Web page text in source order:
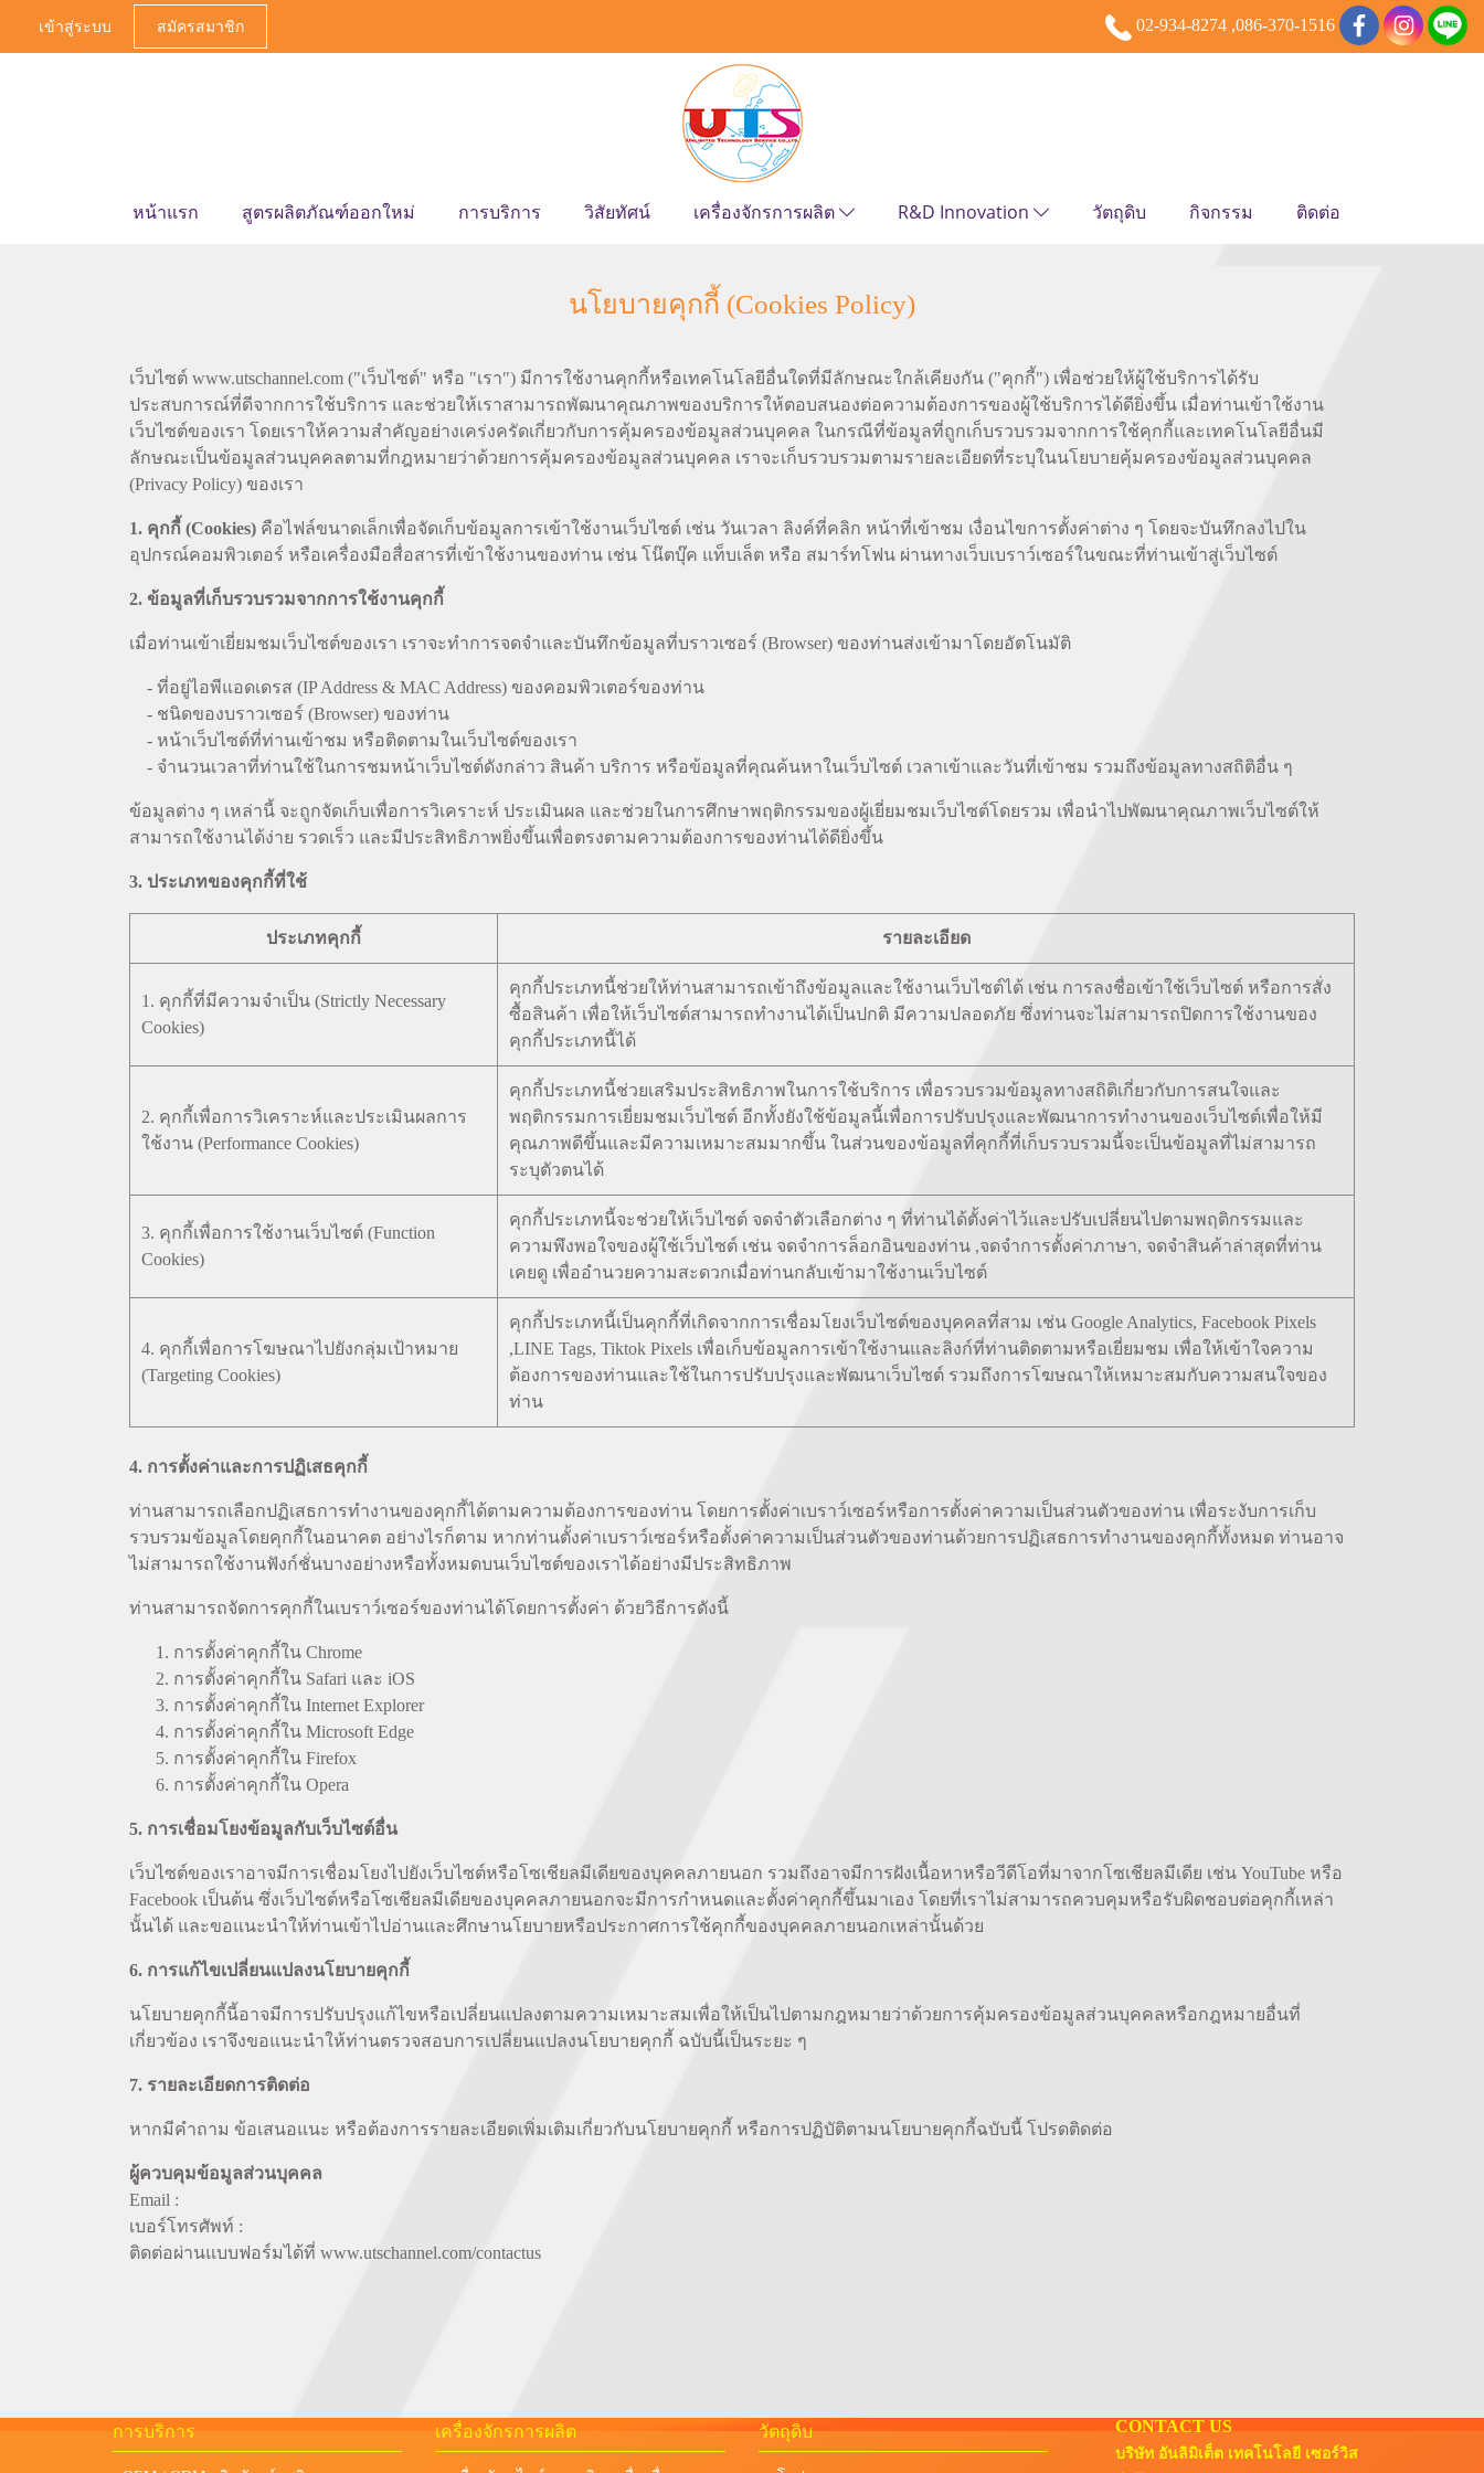
เข้าสู่ระบบ สมัครสมาชิก 02-934-8274 ,086-370-1516
หน้าแรก สูตรผลิตภัณฑ์ออกใหม่ การบริการ วิสัยทัศน์ เครื่องจักรการผลิต R&D Innovation วัตถุดิบ กิจกรรม ติดต่อ
นโยบายคุกกี้ (Cookies Policy)
เว็บไซต์ www.utschannel.com ("เว็บไซต์" หรือ "เรา") มีการใช้งานคุกกี้หรือเทคโนโลยีอื่นใดที่มีลักษณะใกล้เคียงกัน ("คุกกี้") เพื่อช่วยให้ผู้ใช้บริการได้รับ
ประสบการณ์ที่ดีจากการใช้บริการ และช่วยให้เราสามารถพัฒนาคุณภาพของบริการให้ตอบสนองต่อความต้องการของผู้ใช้บริการได้ดียิ่งขึ้น เมื่อท่านเข้าใช้งาน
เว็บไซต์ของเรา โดยเราให้ความสำคัญอย่างเคร่งครัดเกี่ยวกับการคุ้มครองข้อมูลส่วนบุคคล ในกรณีที่ข้อมูลที่ถูกเก็บรวบรวมจากการใช้คุกกี้และเทคโนโลยีอื่นมี
ลักษณะเป็นข้อมูลส่วนบุคคลตามที่กฎหมายว่าด้วยการคุ้มครองข้อมูลส่วนบุคคล เราจะเก็บรวบรวมตามรายละเอียดที่ระบุในนโยบายคุ้มครองข้อมูลส่วนบุคคล
(Privacy Policy) ของเรา
1. คุกกี้ (Cookies) คือไฟล์ขนาดเล็กเพื่อจัดเก็บข้อมูลการเข้าใช้งานเว็บไซต์ เช่น วันเวลา ลิงค์ที่คลิก หน้าที่เข้าชม เงื่อนไขการตั้งค่าต่าง ๆ โดยจะบันทึกลงไปใน
อุปกรณ์คอมพิวเตอร์ หรือเครื่องมือสื่อสารที่เข้าใช้งานของท่าน เช่น โน๊ตบุ๊ค แท็บเล็ต หรือ สมาร์ทโฟน ผ่านทางเว็บเบราว์เซอร์ในขณะที่ท่านเข้าสู่เว็บไซต์
2. ข้อมูลที่เก็บรวบรวมจากการใช้งานคุกกี้
เมื่อท่านเข้าเยี่ยมชมเว็บไซต์ของเรา เราจะทำการจดจำและบันทึกข้อมูลที่บราวเซอร์ (Browser) ของท่านส่งเข้ามาโดยอัตโนมัติ
- ที่อยู่ไอพีแอดเดรส (IP Address & MAC Address) ของคอมพิวเตอร์ของท่าน
- ชนิดของบราวเซอร์ (Browser) ของท่าน
- หน้าเว็บไซต์ที่ท่านเข้าชม หรือติดตามในเว็บไซต์ของเรา
- จำนวนเวลาที่ท่านใช้ในการชมหน้าเว็บไซต์ดังกล่าว สินค้า บริการ หรือข้อมูลที่คุณค้นหาในเว็บไซต์ เวลาเข้าและวันที่เข้าชม รวมถึงข้อมูลทางสถิติอื่น ๆ
ข้อมูลต่าง ๆ เหล่านี้ จะถูกจัดเก็บเพื่อการวิเคราะห์ ประเมินผล และช่วยในการศึกษาพฤติกรรมของผู้เยี่ยมชมเว็บไซต์โดยรวม เพื่อนำไปพัฒนาคุณภาพเว็บไซต์ให้
สามารถใช้งานได้ง่าย รวดเร็ว และมีประสิทธิภาพยิ่งขึ้นเพื่อตรงตามความต้องการของท่านได้ดียิ่งขึ้น
3. ประเภทของคุกกี้ที่ใช้
ประเภทคุกกี้ รายละเอียด
1. คุกกี้ที่มีความจำเป็น (Strictly Necessary
Cookies)
คุกกี้ประเภทนี้ช่วยให้ท่านสามารถเข้าถึงข้อมูลและใช้งานเว็บไซต์ได้ เช่น การลงชื่อเข้าใช้เว็บไซต์ หรือการสั่ง
ซื้อสินค้า เพื่อให้เว็บไซต์สามารถทำงานได้เป็นปกติ มีความปลอดภัย ซึ่งท่านจะไม่สามารถปิดการใช้งานของ
คุกกี้ประเภทนี้ได้
2. คุกกี้เพื่อการวิเคราะห์และประเมินผลการ
ใช้งาน (Performance Cookies)
คุกกี้ประเภทนี้ช่วยเสริมประสิทธิภาพในการใช้บริการ เพื่อรวบรวมข้อมูลทางสถิติเกี่ยวกับการสนใจและ
พฤติกรรมการเยี่ยมชมเว็บไซต์ อีกทั้งยังใช้ข้อมูลนี้เพื่อการปรับปรุงและพัฒนาการทำงานของเว็บไซต์เพื่อให้มี
คุณภาพดีขึ้นและมีความเหมาะสมมากขึ้น ในส่วนของข้อมูลที่คุกกี้ที่เก็บรวบรวมนี้จะเป็นข้อมูลที่ไม่สามารถ
ระบุตัวตนได้
3. คุกกี้เพื่อการใช้งานเว็บไซต์ (Function
Cookies)
คุกกี้ประเภทนี้จะช่วยให้เว็บไซต์ จดจำตัวเลือกต่าง ๆ ที่ท่านได้ตั้งค่าไว้และปรับเปลี่ยนไปตามพฤติกรรมและ
ความพึงพอใจของผู้ใช้เว็บไซต์ เช่น จดจำการล็อกอินของท่าน ,จดจำการตั้งค่าภาษา, จดจำสินค้าล่าสุดที่ท่าน
เคยดู เพื่ออำนวยความสะดวกเมื่อท่านกลับเข้ามาใช้งานเว็บไซต์
4. คุกกี้เพื่อการโฆษณาไปยังกลุ่มเป้าหมาย
(Targeting Cookies)
คุกกี้ประเภทนี้เป็นคุกกี้ที่เกิดจากการเชื่อมโยงเว็บไซต์ของบุคคลที่สาม เช่น Google Analytics, Facebook Pixels
,LINE Tags, Tiktok Pixels เพื่อเก็บข้อมูลการเข้าใช้งานและลิงก์ที่ท่านติดตามหรือเยี่ยมชม เพื่อให้เข้าใจความ
ต้องการของท่านและใช้ในการปรับปรุงและพัฒนาเว็บไซต์ รวมถึงการโฆษณาให้เหมาะสมกับความสนใจของ
ท่าน
4. การตั้งค่าและการปฏิเสธคุกกี้
ท่านสามารถเลือกปฏิเสธการทำงานของคุกกี้ได้ตามความต้องการของท่าน โดยการตั้งค่าเบราว์เซอร์หรือการตั้งค่าความเป็นส่วนตัวของท่าน เพื่อระงับการเก็บ
รวบรวมข้อมูลโดยคุกกี้ในอนาคต อย่างไรก็ตาม หากท่านตั้งค่าเบราว์เซอร์หรือตั้งค่าความเป็นส่วนตัวของท่านด้วยการปฏิเสธการทำงานของคุกกี้ทั้งหมด ท่านอาจ
ไม่สามารถใช้งานฟังก์ชั่นบางอย่างหรือทั้งหมดบนเว็บไซต์ของเราได้อย่างมีประสิทธิภาพ
ท่านสามารถจัดการคุกกี้ในเบราว์เซอร์ของท่านได้โดยการตั้งค่า ด้วยวิธีการดังนี้
การตั้งค่าคุกกี้ใน Chrome
การตั้งค่าคุกกี้ใน Safari และ iOS
การตั้งค่าคุกกี้ใน Internet Explorer
การตั้งค่าคุกกี้ใน Microsoft Edge
การตั้งค่าคุกกี้ใน Firefox
การตั้งค่าคุกกี้ใน Opera
5. การเชื่อมโยงข้อมูลกับเว็บไซต์อื่น
เว็บไซต์ของเราอาจมีการเชื่อมโยงไปยังเว็บไซต์หรือโซเชียลมีเดียของบุคคลภายนอก รวมถึงอาจมีการฝังเนื้อหาหรือวีดีโอที่มาจากโซเชียลมีเดีย เช่น YouTube หรือ
Facebook เป็นต้น ซึ่งเว็บไซต์หรือโซเชียลมีเดียของบุคคลภายนอกจะมีการกำหนดและตั้งค่าคุกกี้ขึ้นมาเอง โดยที่เราไม่สามารถควบคุมหรือรับผิดชอบต่อคุกกี้เหล่า
นั้นได้ และขอแนะนำให้ท่านเข้าไปอ่านและศึกษานโยบายหรือประกาศการใช้คุกกี้ของบุคคลภายนอกเหล่านั้นด้วย
6. การแก้ไขเปลี่ยนแปลงนโยบายคุกกี้
นโยบายคุกกี้นี้อาจมีการปรับปรุงแก้ไขหรือเปลี่ยนแปลงตามความเหมาะสมเพื่อให้เป็นไปตามกฎหมายว่าด้วยการคุ้มครองข้อมูลส่วนบุคคลหรือกฎหมายอื่นที่
เกี่ยวข้อง เราจึงขอแนะนำให้ท่านตรวจสอบการเปลี่ยนแปลงนโยบายคุกกี้ ฉบับนี้เป็นระยะ ๆ
7. รายละเอียดการติดต่อ
หากมีคำถาม ข้อเสนอแนะ หรือต้องการรายละเอียดเพิ่มเติมเกี่ยวกับนโยบายคุกกี้ หรือการปฏิบัติตามนโยบายคุกกี้ฉบับนี้ โปรดติดต่อ
ผู้ควบคุมข้อมูลส่วนบุคคล
Email :
เบอร์โทรศัพท์ :
ติดต่อผ่านแบบฟอร์มได้ที่ www.utschannel.com/contactus
การบริการ เครื่องจักรการผลิต วัตถุดิบ CONTACT US
บริษัท อันลิมิเต็ต เทคโนโลยี เซอร์วิส